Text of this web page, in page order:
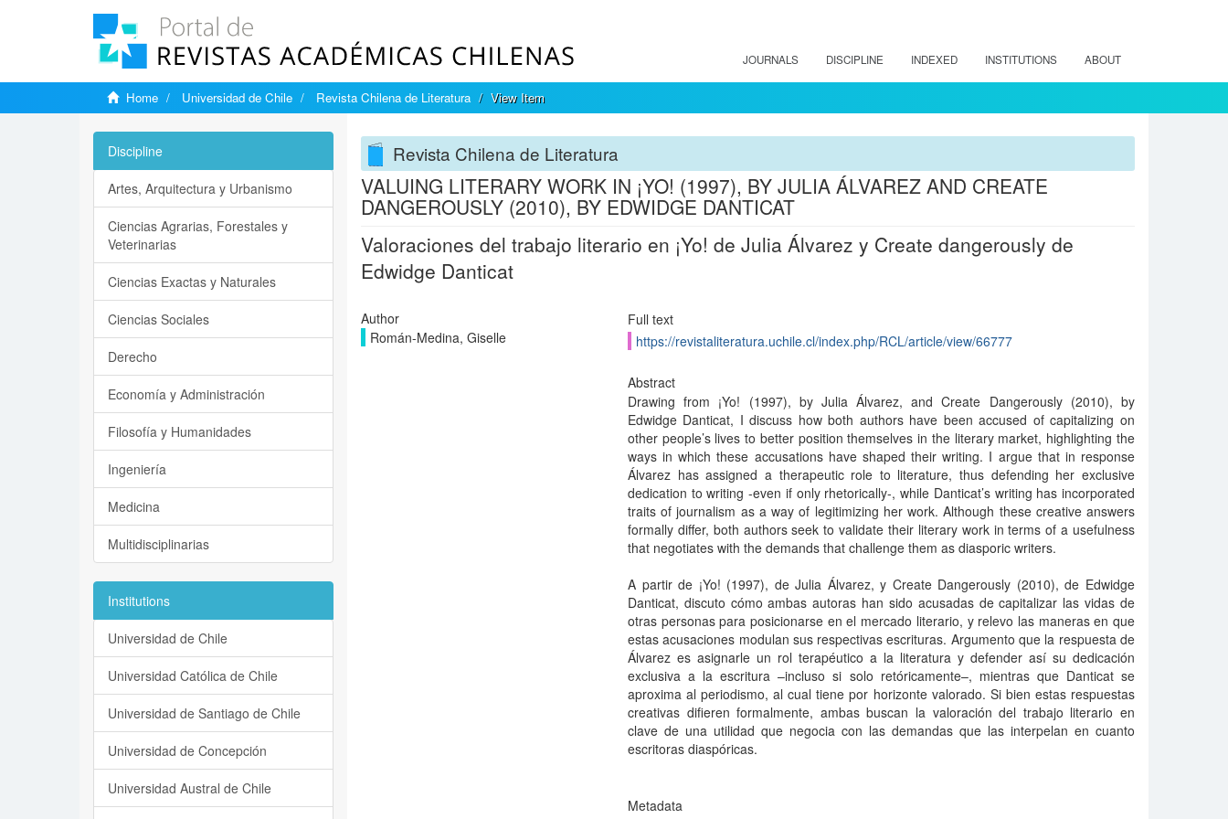
JOURNALS DISCIPLINE INDEXED INSTITUTIONS ABOUT
Home Universidad de Chile Revista Chilena de Literatura View Item
Revista Chilena de Literatura
VALUING LITERARY WORK IN ¡YO! (1997), BY JULIA ÁLVAREZ AND CREATE
DANGEROUSLY (2010), BY EDWIDGE DANTICAT
Valoraciones del trabajo literario en ¡Yo! de Julia Álvarez y Create dangerously de
Edwidge Danticat
Author
Román-Medina, Giselle
Full text
https://revistaliteratura.uchile.cl/index.php/RCL/article/view/66777
Abstract
Drawing from ¡Yo! (1997), by Julia Álvarez, and Create Dangerously (2010), by
Edwidge Danticat, I discuss how both authors have been accused of capitalizing on
other people’s lives to better position themselves in the literary market, highlighting the
ways in which these accusations have shaped their writing. I argue that in response
Álvarez has assigned a therapeutic role to literature, thus defending her exclusive
dedication to writing -even if only rhetorically-, while Danticat’s writing has incorporated
traits of journalism as a way of legitimizing her work. Although these creative answers
formally differ, both authors seek to validate their literary work in terms of a usefulness
that negotiates with the demands that challenge them as diasporic writers.
A partir de ¡Yo! (1997), de Julia Álvarez, y Create Dangerously (2010), de Edwidge
Danticat, discuto cómo ambas autoras han sido acusadas de capitalizar las vidas de
otras personas para posicionarse en el mercado literario, y relevo las maneras en que
estas acusaciones modulan sus respectivas escrituras. Argumento que la respuesta de
Álvarez es asignarle un rol terapéutico a la literatura y defender así su dedicación
exclusiva a la escritura –incluso si solo retóricamente–, mientras que Danticat se
aproxima al periodismo, al cual tiene por horizonte valorado. Si bien estas respuestas
creativas difieren formalmente, ambas buscan la valoración del trabajo literario en
clave de una utilidad que negocia con las demandas que las interpelan en cuanto
escritoras diaspóricas.
Metadata
Discipline
Artes, Arquitectura y Urbanismo
Ciencias Agrarias, Forestales y
Veterinarias
Ciencias Exactas y Naturales
Ciencias Sociales
Derecho
Economía y Administración
Filosofía y Humanidades
Ingeniería
Medicina
Multidisciplinarias
Institutions
Universidad de Chile
Universidad Católica de Chile
Universidad de Santiago de Chile
Universidad de Concepción
Universidad Austral de Chile